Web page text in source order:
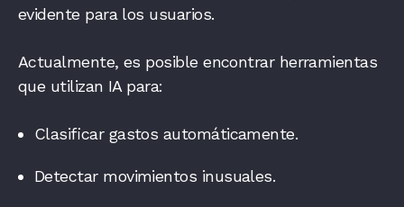
evidente para los usuarios.
Actualmente, es posible encontrar herramientas
que utilizan IA para:
Clasificar gastos automáticamente.
Detectar movimientos inusuales.